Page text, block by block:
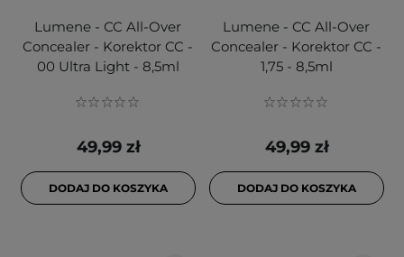
Lumene - CC All-Over
Concealer - Korektor CC -
00 Ultra Light - 8,5ml
49,99 zł
DODAJ DO KOSZYKA
Lumene - CC All-Over
Concealer - Korektor CC -
1,75 - 8,5ml
49,99 zł
DODAJ DO KOSZYKA